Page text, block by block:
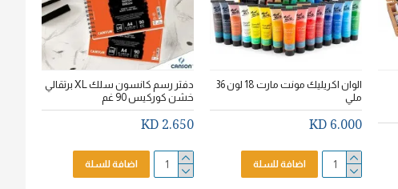
الوان اكريليك مونت مارت 18 لون 36
ملي
6.000 KD
اضافة للسلة
دفتر رسم كانسون سلك XL برتقالي
خشن كوركيس 90 غم
2.650 KD
اضافة للسلة